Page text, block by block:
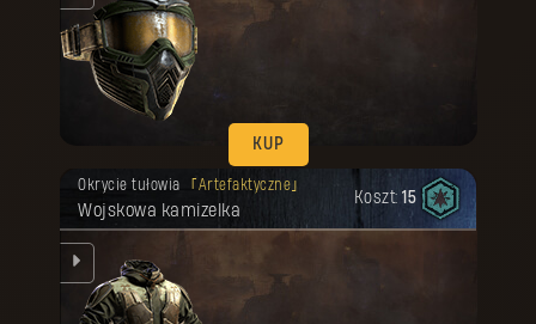
KUP
Okrycie tułowia Artefaktyczne
Wojskowa kamizelka
Koszt: 15
Twoja nagroda została odblokowana.